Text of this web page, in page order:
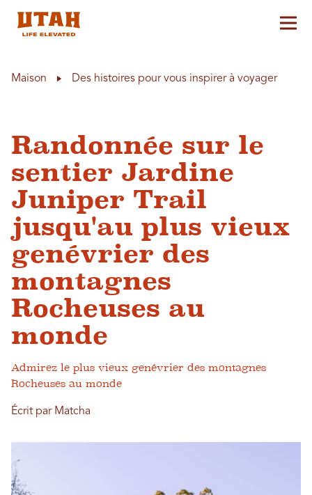
Maison Des histoires pour vous inspirer à voyager
Randonnée sur le
sentier Jardine
Juniper Trail
jusqu'au plus vieux
genévrier des
montagnes
Rocheuses au
monde
Admirez le plus vieux genévrier des montagnes
Rocheuses au monde
Écrit par Matcha